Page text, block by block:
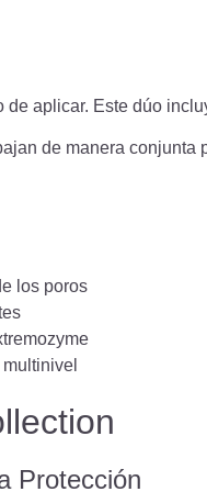
aplicar. Este dúo
de manera
los poros
Protección